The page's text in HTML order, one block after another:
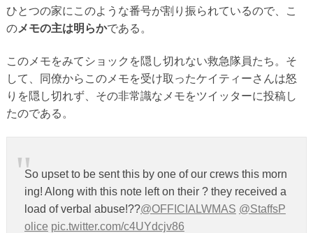
ひとつの家にこのような番号が割り振られているので、こ
のメモの主は明らかである。
このメモをみてショックを隠し切れない救急隊員たち。そ
して、同僚からこのメモを受け取ったケイティーさんは怒
りを隠し切れず、その非常識なメモをツイッターに投稿し
たのである。
So upset to be sent this by one of our crews this morn
ing! Along with this note left on their ? they received a
load of verbal abuse!??@OFFICIALWMAS @StaffsP
olice pic.twitter.com/c4UYdcjv86